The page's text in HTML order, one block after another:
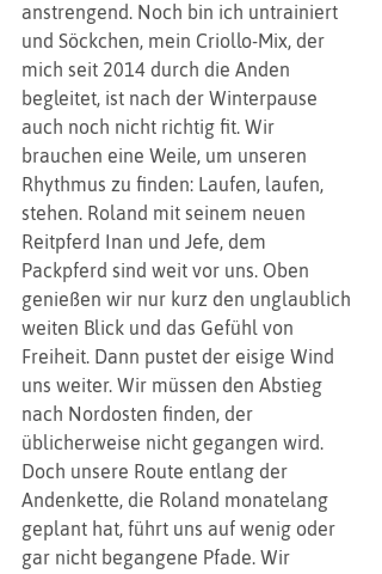
anstrengend. Noch bin ich untrainiert
und Söckchen, mein Criollo-Mix, der
mich seit 2014 durch die Anden
begleitet, ist nach der Winterpause
auch noch nicht richtig fit. Wir
brauchen eine Weile, um unseren
Rhythmus zu finden: Laufen, laufen,
stehen. Roland mit seinem neuen
Reitpferd Inan und Jefe, dem
Packpferd sind weit vor uns. Oben
genießen wir nur kurz den unglaublich
weiten Blick und das Gefühl von
Freiheit. Dann pustet der eisige Wind
uns weiter. Wir müssen den Abstieg
nach Nordosten finden, der
üblicherweise nicht gegangen wird.
Doch unsere Route entlang der
Andenkette, die Roland monatelang
geplant hat, führt uns auf wenig oder
gar nicht begangene Pfade. Wir